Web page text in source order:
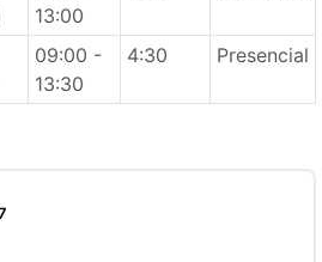
13:00
09:00 -
13:30
4:30 Presencial